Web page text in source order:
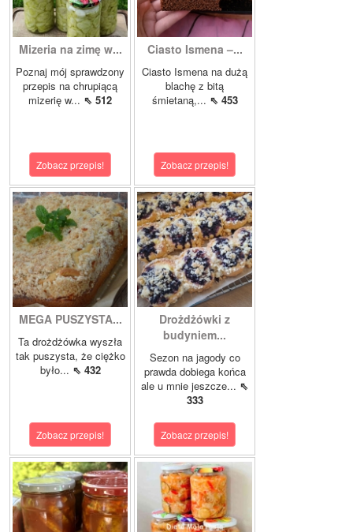
Mizeria na zimę w...
Poznaj mój sprawdzony
przepis na chrupiącą
mizerię w... ⇖ 512
Zobacz przepis!
Ciasto Ismena –...
Ciasto Ismena na dużą
blachę z bitą
śmietaną,... ⇖ 453
Zobacz przepis!
MEGA PUSZYSTA...
Ta drożdżówka wyszła
tak puszysta, że ciężko
było... ⇖ 432
Zobacz przepis!
Drożdżówki z
budyniem...
Sezon na jagody co
prawda dobiega końca
ale u mnie jeszcze... ⇖
333
Zobacz przepis!